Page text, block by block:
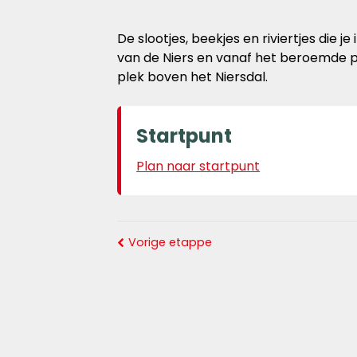
De slootjes, beekjes en riviertjes die
van de Niers en vanaf het beroemde
plek boven het Niersdal.
Startpunt
Plan naar startpunt
Vorige etappe